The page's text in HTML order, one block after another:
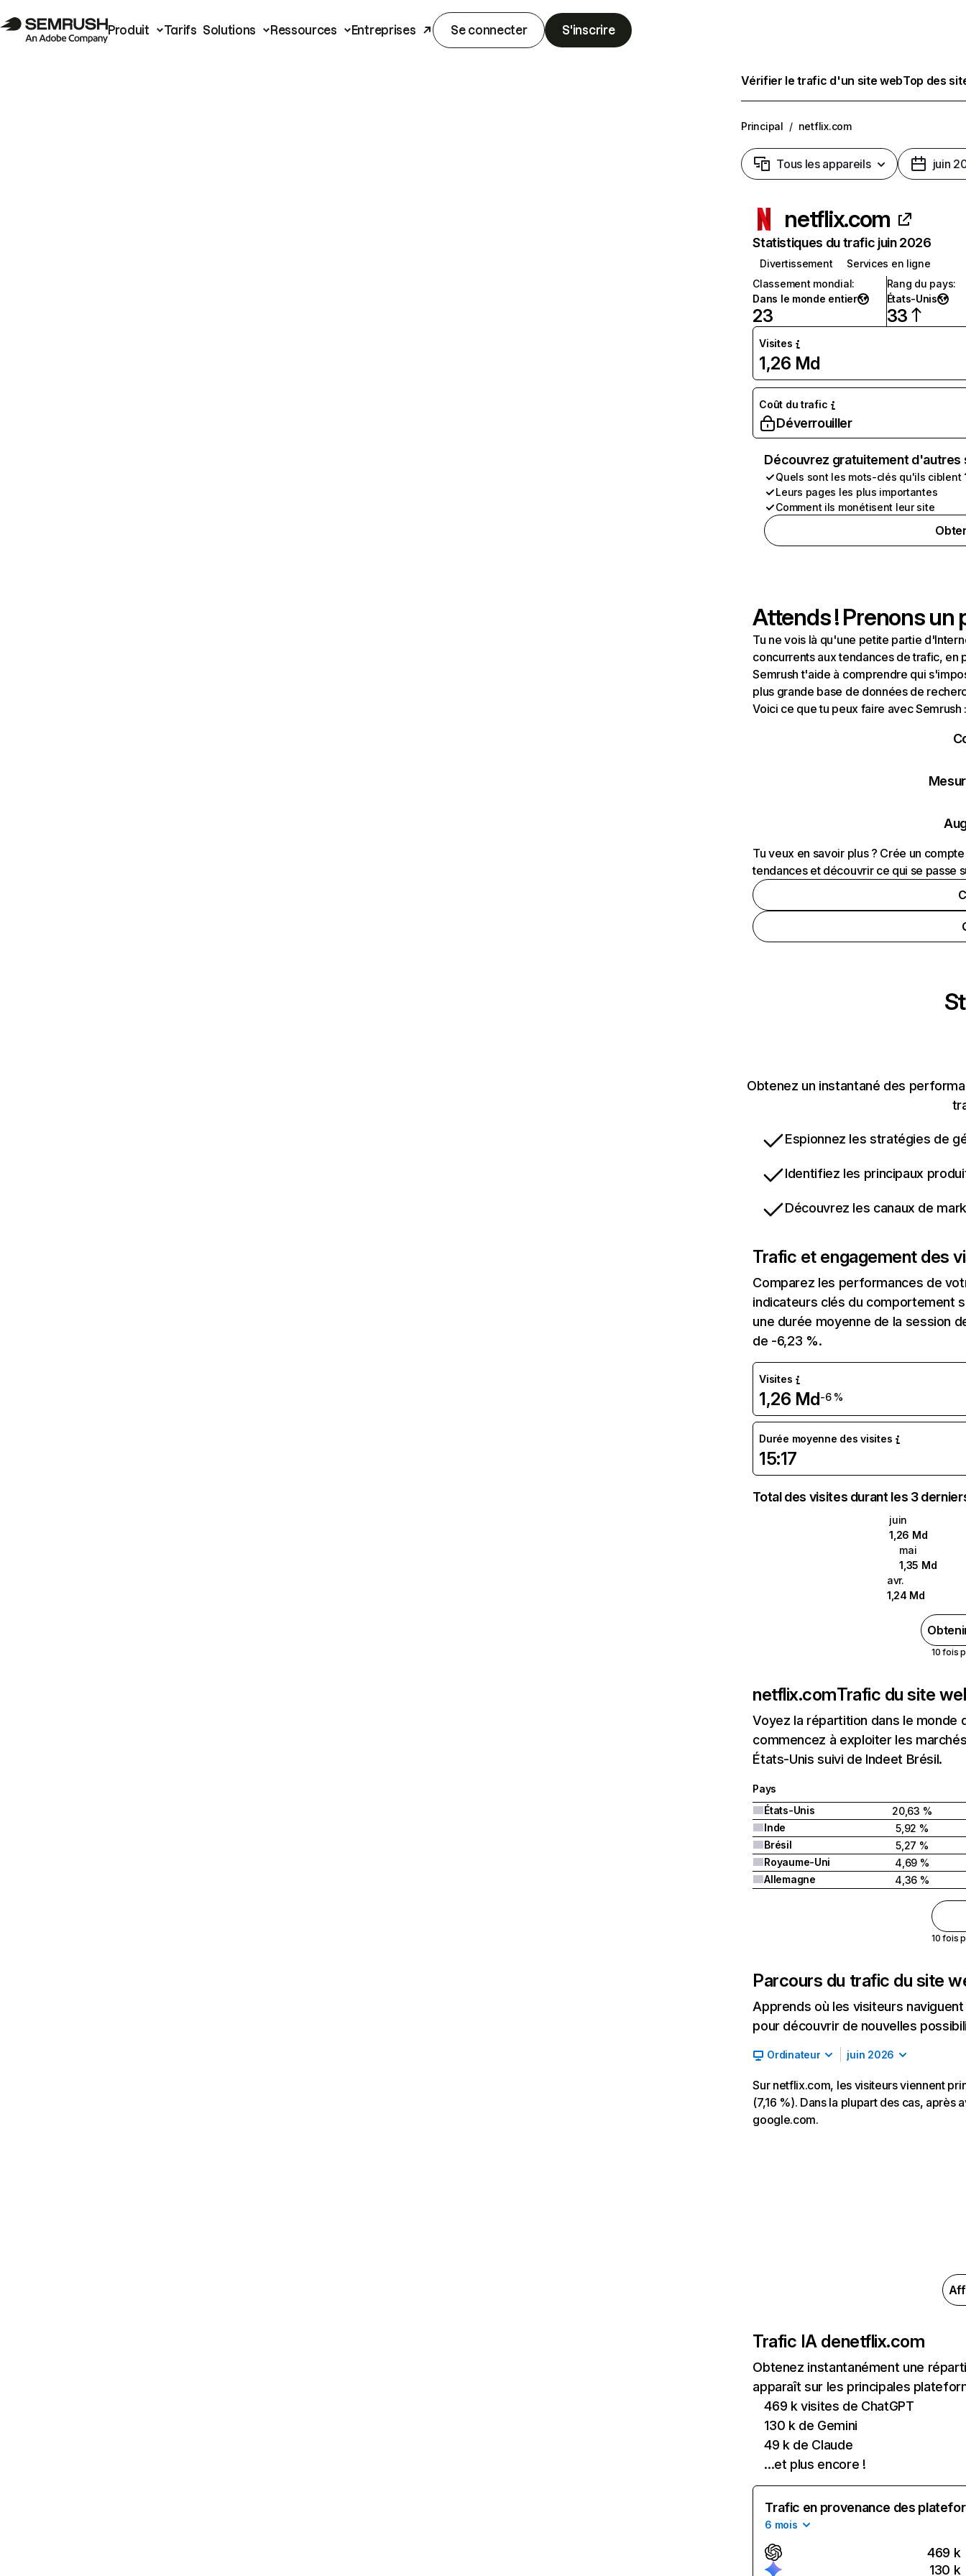
Produit Tarifs Solutions Ressources Entreprises Se connecter S'inscrire
Vérifier le trafic d'un site webTop des
Principal / netflix.com
Tous les appareils juin
netflix.com
Statistiques du trafic juin 2026
Divertissement
Services en ligne
Classement mondial:
Dans le monde entier
23
Rang du pays:
États-Unis
33
Visites
1,26 Md
Coût du trafic
Déverrouiller
Découvrez gratuitement
Quels sont les mots-clés qu'ils ciblent
Leurs pages les plus importantes
Comment ils monétisent leur site
Attends ! Prenons un
Tu ne vois là qu'une petite partie
concurrents aux tendances de trafic, en
Semrush t'aide à comprendre qui
plus grande base de données de
Voici ce que tu peux faire avec Semrush
Tu veux en savoir plus ? Crée un
tendances et découvrir ce qui se passe
Obtenez un instantané des
Espionnez les stratégies de
Identifiez les principaux
Découvrez les canaux de
Trafic et engagement des
Comparez les performances de
indicateurs clés du comportement
une durée moyenne de la session
de -6,23 %.
Visites
1,26 Md-6 %
Durée moyenne des visites
15:17
Total des visites durant les 3
juin
1,26 Md
mai
1,35 Md
avr.
1,24 Md
10 fois
netflix.comTrafic du site
Voyez la répartition dans le
commencez à exploiter les
États-Unis suivi de Indeet Brésil.
Pays
États-Unis
20,63 %
Inde
5,92 %
Brésil
5,27 %
Royaume-Uni
4,69 %
Allemagne
4,36 %
10 fois
Parcours du trafic du site
Apprends où les visiteurs
pour découvrir de nouvelles
Ordinateur juin 2026
Sur netflix.com, les visiteurs viennent
(7,16 %). Dans la plupart des cas,
google.com.
Trafic IA denetflix.com
Obtenez instantanément une
apparaît sur les principales
469 k visites de ChatGPT
130 k de Gemini
49 k de Claude
...et plus encore !
Trafic en provenance des
6 mois
469 k
130 k